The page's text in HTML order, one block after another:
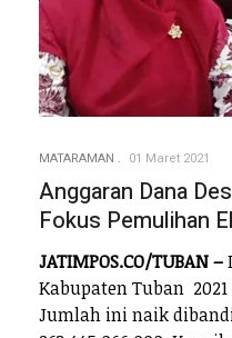
MATARAMAN 01 Maret 2021
Anggaran Dana
Fokus Pemulihan
JATIMPOS.CO/TUBAN –
Kabupaten Tuban 2021
Jumlah ini naik